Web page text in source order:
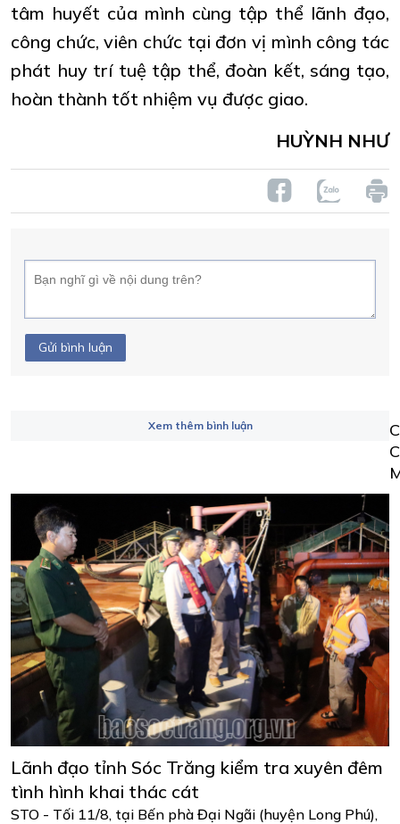
tâm huyết của mình cùng tập thể lãnh đạo,
công chức, viên chức tại đơn vị mình công tác
phát huy trí tuệ tập thể, đoàn kết, sáng tạo,
hoàn thành tốt nhiệm vụ được giao.
HUỲNH NHƯ
Gửi bình luận
Xem thêm bình luận
Lãnh đạo tỉnh Sóc Trăng kiểm tra xuyên đêm
tình hình khai thác cát
STO - Tối 11/8, tại Bến phà Đại Ngãi (huyện Long Phú),